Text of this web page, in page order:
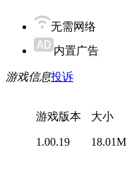
无需网络
内置广告
游戏信息投诉
游戏版本
1.00.19
大小
18.01M